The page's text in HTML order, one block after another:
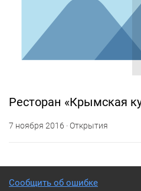
Ресторан «Крымская
7 ноября 2016 · Открытия
Сообщить об ошибке